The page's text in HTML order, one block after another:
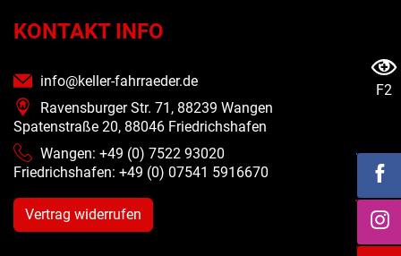
KONTAKT INFO
info@keller-fahrraeder.de
Ravensburger Str. 71, 88239 Wangen
Spatenstraße 20, 88046 Friedrichshafen
Wangen: +49 (0) 7522 93020
Friedrichshafen: +49 (0) 07541 5916670
Vertrag widerrufen
F2